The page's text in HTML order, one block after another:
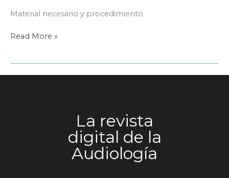
Material necesario y procedimiento
La
Read More »
La revista
digital de la
Audiología